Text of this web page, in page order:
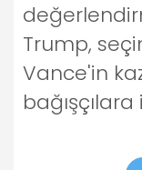
Trump,
Vance'in